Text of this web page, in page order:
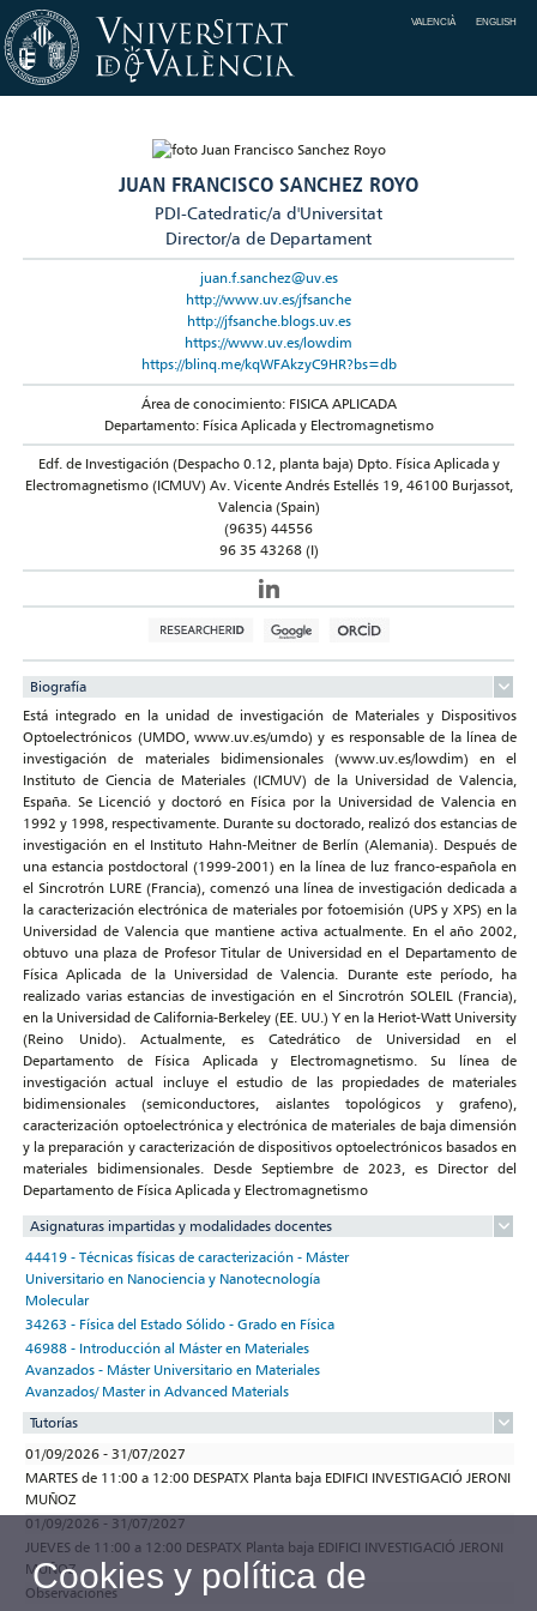
VALENCIÀ ENGLISH
JUAN FRANCISCO SANCHEZ ROYO
PDI-Catedratic/a d'Universitat
Director/a de Departament
juan.f.sanchez@uv.es
http://www.uv.es/jfsanche
http://jfsanche.blogs.uv.es
https://www.uv.es/lowdim
https://blinq.me/kqWFAkzyC9HR?bs=db
Área de conocimiento: FISICA APLICADA
Departamento: Física Aplicada y Electromagnetismo
Edf. de Investigación (Despacho 0.12, planta baja) Dpto. Física Aplicada y
Electromagnetismo (ICMUV) Av. Vicente Andrés Estellés 19, 46100 Burjassot,
Valencia (Spain)
(9635) 44556
96 35 43268 (I)
Biografía
Está integrado en la unidad de investigación de Materiales y Dispositivos
Optoelectrónicos (UMDO, www.uv.es/umdo) y es responsable de la línea de
investigación de materiales bidimensionales (www.uv.es/lowdim) en el
Instituto de Ciencia de Materiales (ICMUV) de la Universidad de Valencia,
España. Se Licenció y doctoró en Física por la Universidad de Valencia en
1992 y 1998, respectivamente. Durante su doctorado, realizó dos estancias de
investigación en el Instituto Hahn-Meitner de Berlín (Alemania). Después de
una estancia postdoctoral (1999-2001) en la línea de luz franco-española en
el Sincrotrón LURE (Francia), comenzó una línea de investigación dedicada a
la caracterización electrónica de materiales por fotoemisión (UPS y XPS) en la
Universidad de Valencia que mantiene activa actualmente. En el año 2002,
obtuvo una plaza de Profesor Titular de Universidad en el Departamento de
Física Aplicada de la Universidad de Valencia. Durante este período, ha
realizado varias estancias de investigación en el Sincrotrón SOLEIL (Francia),
en la Universidad de California-Berkeley (EE. UU.) Y en la Heriot-Watt University
(Reino Unido). Actualmente, es Catedrático de Universidad en el
Departamento de Física Aplicada y Electromagnetismo. Su línea de
investigación actual incluye el estudio de las propiedades de materiales
bidimensionales (semiconductores, aislantes topológicos y grafeno),
caracterización optoelectrónica y electrónica de materiales de baja dimensión
y la preparación y caracterización de dispositivos optoelectrónicos basados en
materiales bidimensionales. Desde Septiembre de 2023, es Director del
Departamento de Física Aplicada y Electromagnetismo
Asignaturas impartidas y modalidades docentes
44419 - Técnicas físicas de caracterización - Máster
Universitario en Nanociencia y Nanotecnología
Molecular
34263 - Física del Estado Sólido - Grado en Física
46988 - Introducción al Máster en Materiales
Avanzados - Máster Universitario en Materiales
Avanzados/ Master in Advanced Materials
Tutorías
01/09/2026 - 31/07/2027
MARTES de 11:00 a 12:00 DESPATX Planta baja EDIFICI INVESTIGACIÓ JERONI
MUÑOZ
01/09/2026 - 31/07/2027
JUEVES de 11:00 a 12:00 DESPATX Planta baja EDIFICI INVESTIGACIÓ JERONI
MUÑOZ
Observaciones
Cookies y política de